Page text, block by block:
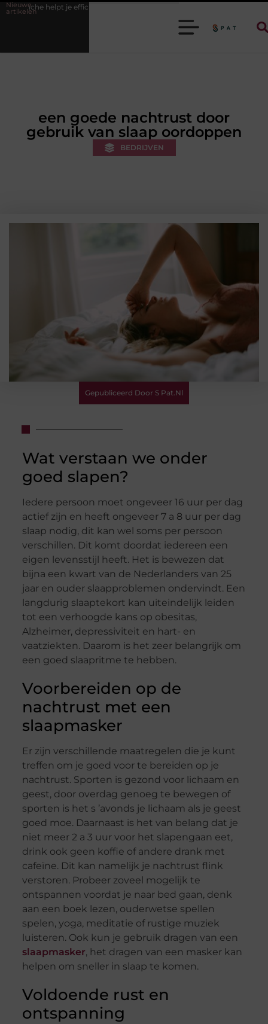
Nieuwe
artikelen
efficiënter werken
een goede nachtrust door
gebruik van slaap oordoppen
BEDRIJVEN
Gepubliceerd Door S Pat.nl
Wat verstaan we onder
goed slapen?
Iedere persoon moet ongeveer 16 uur per dag
actief zijn en heeft ongeveer 7 a 8 uur per dag
slaap nodig, dit kan wel soms per persoon
verschillen. Dit komt doordat iedereen een
eigen levensstijl heeft. Het is bewezen dat
bijna een kwart van de Nederlanders van 25
jaar en ouder slaapproblemen ondervindt. Een
langdurig slaaptekort kan uiteindelijk leiden
tot een verhoogde kans op obesitas,
Alzheimer, depressiviteit en hart- en
vaatziekten. Daarom is het zeer belangrijk om
een goed slaapritme te hebben.
Voorbereiden op de
nachtrust met een
slaapmasker
Er zijn verschillende maatregelen die je kunt
treffen om je goed voor te bereiden op je
nachtrust. Sporten is gezond voor lichaam en
geest, door overdag genoeg te bewegen of
sporten is het s ’avonds je lichaam als je geest
goed moe. Daarnaast is het van belang dat je
niet meer 2 a 3 uur voor het slapengaan eet,
drink ook geen koffie of andere drank met
cafeïne. Dit kan namelijk je nachtrust flink
verstoren. Probeer zoveel mogelijk te
ontspannen voordat je naar bed gaan, denk
aan een boek lezen, ouderwetse spellen
spelen, yoga, meditatie of rustige muziek
luisteren. Ook kun je gebruik dragen van een
slaapmasker, het dragen van een masker kan
helpen om sneller in slaap te komen.
Voldoende rust en
ontspanning